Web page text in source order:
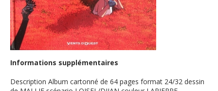
Informations supplémentaires
Description Album cartonné de 64 pages format 24/32 dessin